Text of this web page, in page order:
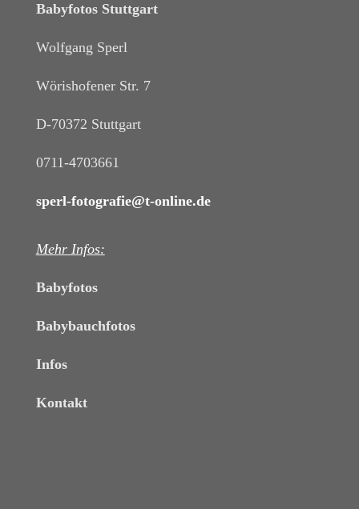
Babyfotos Stuttgart
Wolfgang Sperl
Wörishofener Str. 7
D-70372 Stuttgart
0711-4703661
sperl-fotografie@t-online.de
Mehr Infos:
Babyfotos
Babybauchfotos
Infos
Kontakt